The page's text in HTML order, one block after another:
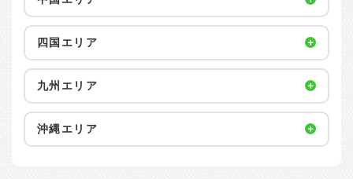
四国エリア
九州エリア
沖縄エリア